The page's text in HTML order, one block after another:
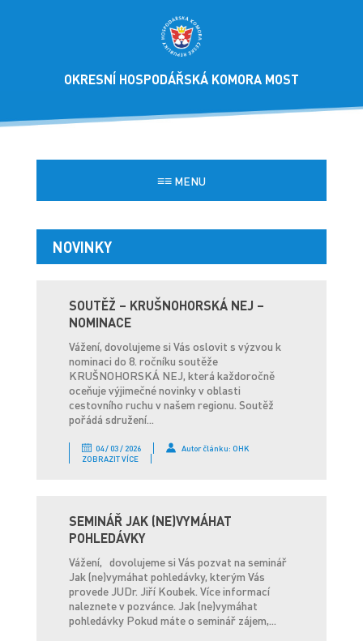
OKRESNÍ HOSPODÁŘSKÁ KOMORA MOST
≡≡MENU
NOVINKY
SOUTĚŽ – KRUŠNOHORSKÁ NEJ –
NOMINACE
Vážení, dovolujeme si Vás oslovit s výzvou k
nominaci do 8. ročníku soutěže
KRUŠNOHORSKÁ NEJ, která každoročně
oceňuje výjimečné novinky v oblasti
cestovního ruchu v našem regionu. Soutěž
pořádá sdružení...
04 / 03 / 2026
Autor článku: OHK
ZOBRAZIT VÍCE
SEMINÁŘ JAK (NE)VYMÁHAT
POHLEDÁVKY
Vážení, dovolujeme si Vás pozvat na seminář
Jak (ne)vymáhat pohledávky, kterým Vás
provede JUDr. Jiří Koubek. Více informací
naleznete v pozvánce. Jak (ne)vymáhat
pohledávky Pokud máte o seminář zájem,...